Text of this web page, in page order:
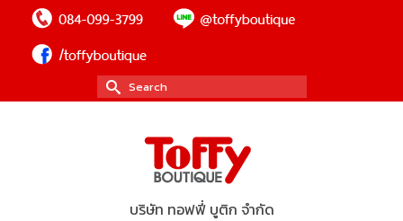
Search
for:
บริษัท ทอฟฟี่ บูติก จำกัด